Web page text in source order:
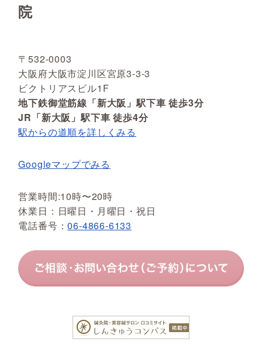
院
〒532-0003
大阪府大阪市淀川区宮原3-3-3
ビクトリアスビル1F
地下鉄御堂筋線「新大阪」駅下車 徒歩3分
JR「新大阪」駅下車 徒歩4分
駅からの道順を詳しくみる
Googleマップでみる
営業時間:10時〜20時
休業日：日曜日・月曜日・祝日
電話番号：06-4866-6133